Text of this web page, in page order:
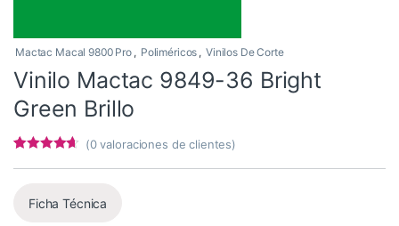
Mactac Macal 9800 Pro , Poliméricos , Vinilos De Corte
Vinilo Mactac 9849-36 Bright
Green Brillo
valoracione
s de
(0valoraciones de clientes)
Ficha Técnica